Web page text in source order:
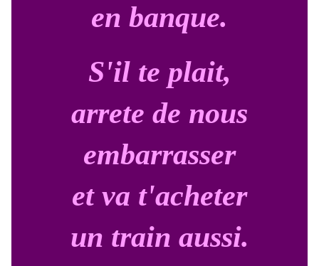
en banque.
S'il te plait,
arrete de nous
embarrasser
et va t'acheter
un train aussi.